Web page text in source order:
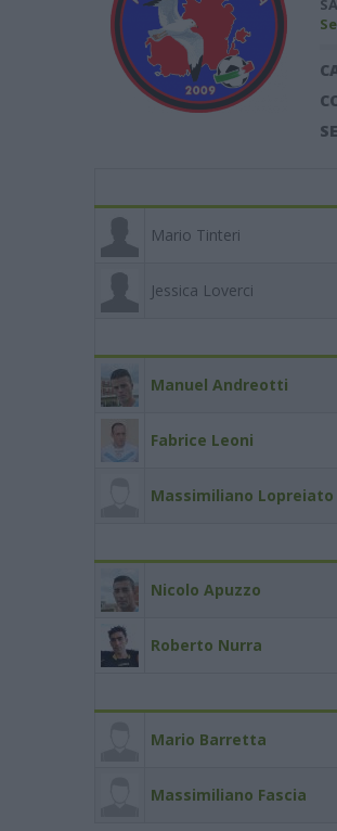
Mario Tinteri
Jessica Loverci
Manuel Andreotti
Fabrice Leoni
Massimiliano Lopreiato
Nicolo Apuzzo
Roberto Nurra
Mario Barretta
Massimiliano Fascia